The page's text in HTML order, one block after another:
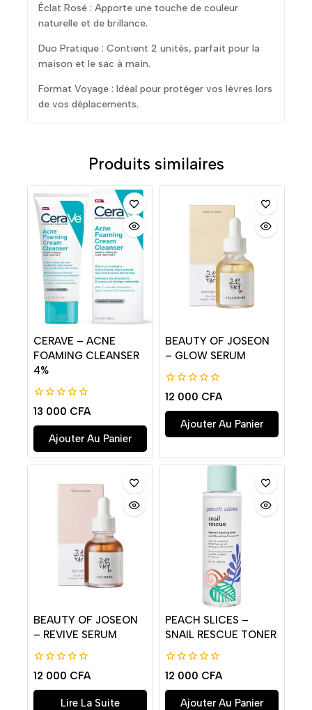
Éclat Rosé : Apporte une touche de couleur
naturelle et de brillance.
Duo Pratique : Contient 2 unités, parfait pour la
maison et le sac à main.
Format Voyage : Idéal pour protéger vos lèvres lors
de vos déplacements.
Produits similaires
CERAVE – ACNE
FOAMING CLEANSER
4%
0
de
5
13 000 CFA
Ajouter Au Panier
BEAUTY OF JOSEON
– GLOW SERUM
0
de
5
12 000 CFA
Ajouter Au Panier
BEAUTY OF JOSEON
– REVIVE SERUM
0
de
5
12 000 CFA
Lire La Suite
PEACH SLICES –
SNAIL RESCUE TONER
0
de
5
12 000 CFA
Ajouter Au Panier